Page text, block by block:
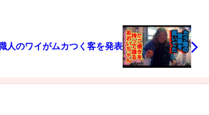
人のワイがムカつく客を発表